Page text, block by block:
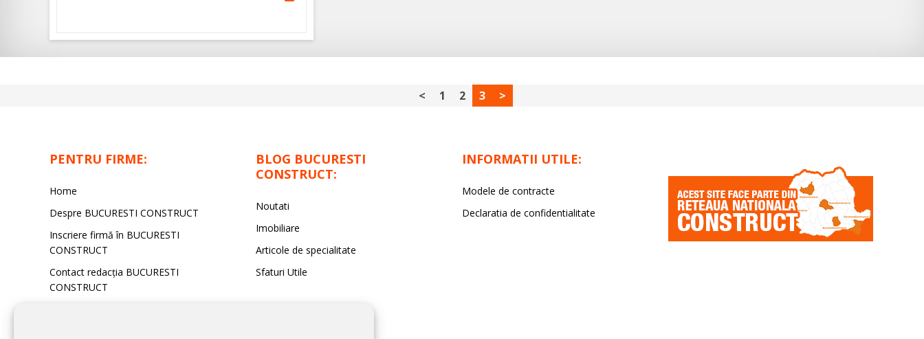
< 1 2 3 >
PENTRU FIRME:
Home
Despre BUCURESTI CONSTRUCT
Inscriere firmă în BUCURESTI
CONSTRUCT
Contact redacţia BUCURESTI
CONSTRUCT
BLOG BUCURESTI
CONSTRUCT:
Noutati
Imobiliare
Articole de specialitate
Sfaturi Utile
INFORMATII UTILE:
Modele de contracte
Declaratia de confidentialitate